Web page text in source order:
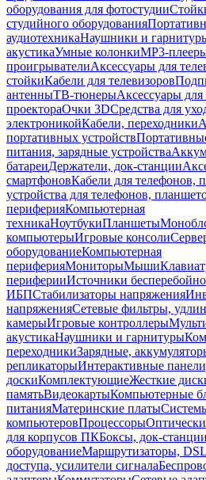
оборудования для фотостудии
студийного оборудования
аудиотехникаНаушники и
акустикаУмные колонкиMP3-
проигрывателиАксессуары для
стойкиКабели для телевизоров
антенныТВ-тюнерыАксессуары
проектораОчки 3DСредства для
электроникойКабели, переходники
портативных устройств
питания, зарядные устройства
батареиДержатели, док-станции
смартфоновКабели для телефонов,
устройства для телефонов,
периферияКомпьютерная
техникаНоутбукиПланшеты
компьютерыИгровые консоли
оборудованиеКомпьютерная
периферияМониторыМыши
периферииИсточники
ИБПСтабилизаторы напряжения
напряженияСетевые фильтры,
камерыИгровые контроллеры
акустикаНаушники и гарнитуры
переходникиЗарядные,
репликаторыИнтерактивные
доскиКомплектующиеЖесткие
памятьВидеокартыКомпьютерные
питанияМатеринские платы
компьютеровПроцессоры
для корпусов ПКБоксы, док-
оборудованиеМаршрутизаторы,
доступа, усилители сигнала